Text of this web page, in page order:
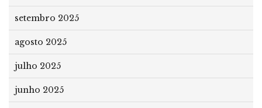
setembro 2025
agosto 2025
julho 2025
junho 2025